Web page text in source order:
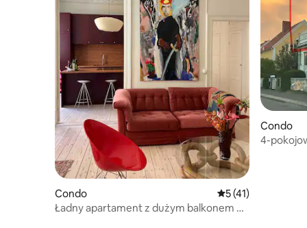
Condo Średnia ocena: 5
5 (41)
Ładny apartament z dużym balkonem w
Condo
4-